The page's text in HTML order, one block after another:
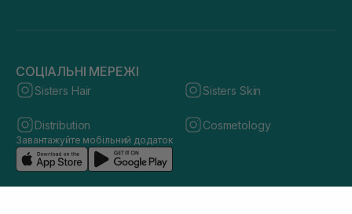
СОЦІАЛЬНІ МЕРЕЖІ
Sisters Hair Sisters Skin
Distribution Cosmetology
Завантажуйте мобільний додаток